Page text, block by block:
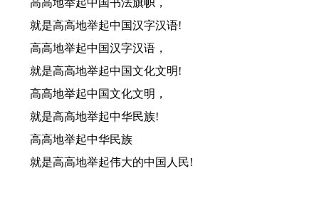
高高地举起中国书法旗帜，
就是高高地举起中国汉字汉语!
高高地举起中国汉字汉语，
就是高高地举起中国文化文明!
高高地举起中国文化文明，
就是高高地举起中华民族!
高高地举起中华民族
就是高高地举起伟大的中国人民!